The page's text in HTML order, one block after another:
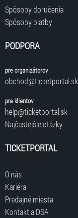
Spôsoby doručenia
Spôsoby platby
PODPORA
pre organizátorov
obchod@ticketportal.sk
pre klientov
help@ticketportal.sk
Najčastejšie otázky
TICKETPORTAL
O nás
Kariéra
Predajné miesta
Kontakt a DSA